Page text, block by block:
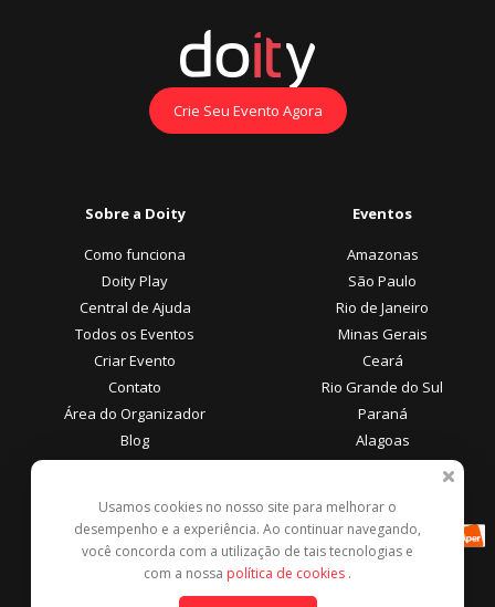
Crie Seu Evento Agora
Sobre a Doity
Como funciona
Doity Play
Central de Ajuda
Todos os Eventos
Criar Evento
Contato
Área do Organizador
Blog
Eventos
Amazonas
São Paulo
Rio de Janeiro
Minas Gerais
Ceará
Rio Grande do Sul
Paraná
Alagoas
Área do Participante
Central de Ajuda
Denunciar este evento
Formas de Pagamento
Usamos cookies no nosso site para melhorar o
desempenho e a experiência. Ao continuar navegando,
você concorda com a utilização de tais tecnologias e
com a nossa política de cookies .